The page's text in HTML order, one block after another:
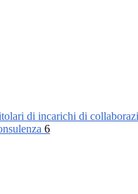
di incarichi di
6